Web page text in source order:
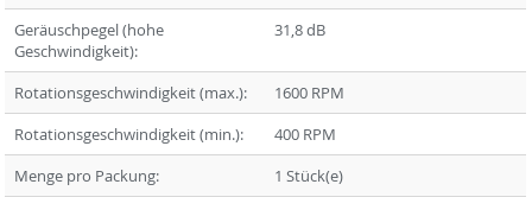
Geräuschpegel (hohe
Geschwindigkeit):
31,8 dB
Rotationsgeschwindigkeit (max.):
1600 RPM
Rotationsgeschwindigkeit (min.):
400 RPM
Menge pro Packung:
1 Stück(e)